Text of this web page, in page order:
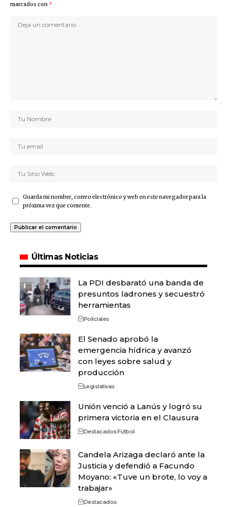
marcados con *
Guarda mi nombre, correo electrónico y web en este navegador para la
próxima vez que comente.
Últimas Noticias
La PDI desbarató una banda de
presuntos ladrones y secuestró
herramientas
Policiales
El Senado aprobó la
emergencia hídrica y avanzó
con leyes sobre salud y
producción
Legislativas
Unión venció a Lanús y logró su
primera victoria en el Clausura
DestacadosFútbol
Candela Arizaga declaró ante la
Justicia y defendió a Facundo
Moyano: «Tuve un brote, lo voy a
trabajar»
Destacados